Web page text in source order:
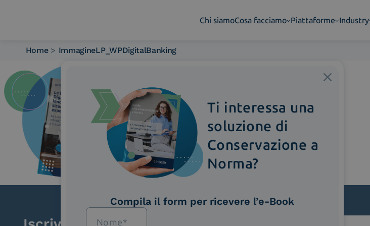
Chi siamoCosa facciamo Piattaforme Industry
Chi siamo
Cosa facciamo
Piattaforme
Industry
News e Media
Contattaci
Home > ImmagineLP_WPDigitalBanking
Ti interessa una
soluzione di
Conservazione a
Norma?
Compila il form per ricevere l’e-Book